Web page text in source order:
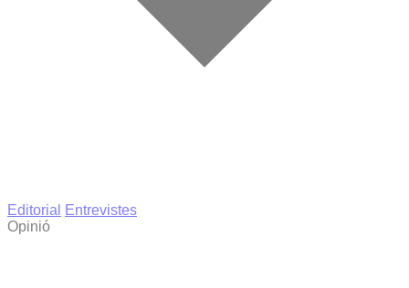
Editorial
Entrevistes
Opinió